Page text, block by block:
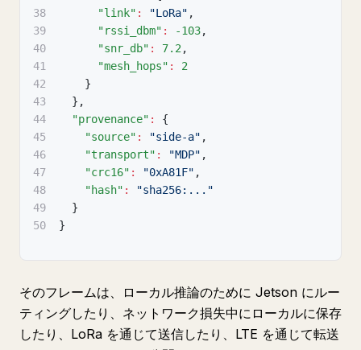
38
"link" : "LoRa" ,
39
"rssi_dbm" : -103,
40
"snr_db" : 7.2 ,
41
"mesh_hops" :
2
42
}
43
} ,
44
"provenance" :
{
45
"source" : "side-a" ,
46
"transport" : "MDP" ,
47
"crc16" : "0xA81F" ,
48
"hash" :
"sha256:..."
49
}
50
}
そのフレームは、ローカル推論のために Jetson にルー
ティングしたり、ネットワーク損失中にローカルに保存
したり、LoRa を通じて送信したり、LTE を通じて転送